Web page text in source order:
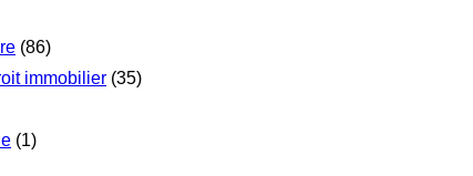
(86)
immobilier (35)
(1)